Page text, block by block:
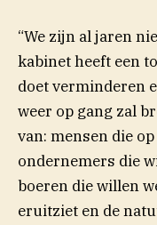
“We zijn al jaren
kabinet heeft een
doet verminderen
weer op gang zal
van: mensen die
ondernemers die
boeren die willen
eruitziet en de